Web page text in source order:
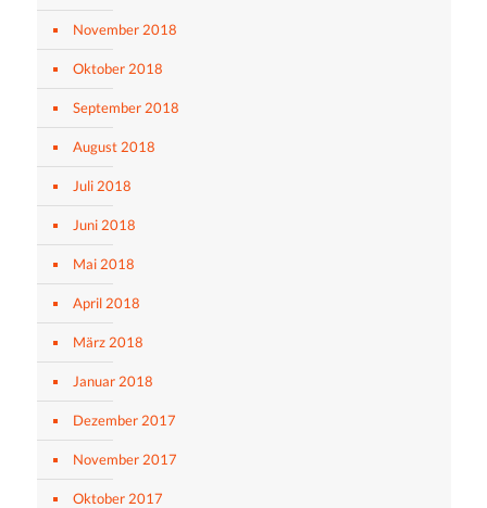
November 2018
Oktober 2018
September 2018
August 2018
Juli 2018
Juni 2018
Mai 2018
April 2018
März 2018
Januar 2018
Dezember 2017
November 2017
Oktober 2017